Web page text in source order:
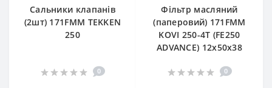
Сальники клапанів
(2шт) 171FMM TEKKEN
250
0
Фільтр масляний
(паперовий) 171FMM
KOVI 250-4T (FE250
ADVANCE) 12х50х38
0